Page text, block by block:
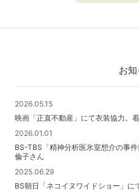
お
2026.05.15
映画「正直不動産」にて衣装協力。
2026.01.01
BS-TBS「精神分析医氷室想介の事
倫子さん
2025.06.29
BS朝日「ネコイヌワイドショー」に